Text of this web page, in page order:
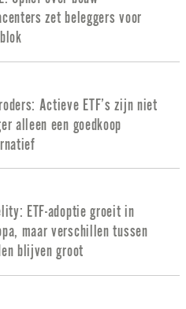
zet beleggers voor
Actieve ETF’s zijn niet
alleen een goedkoop
ETF-adoptie groeit in
maar verschillen tussen
blijven groot